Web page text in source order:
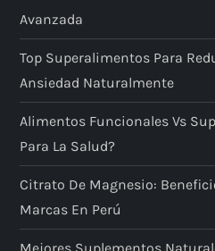
Avanzada
Top Superalimentos Para
Ansiedad Naturalmente
Alimentos Funcionales Vs
Para La Salud?
Citrato De Magnesio:
Marcas En Perú